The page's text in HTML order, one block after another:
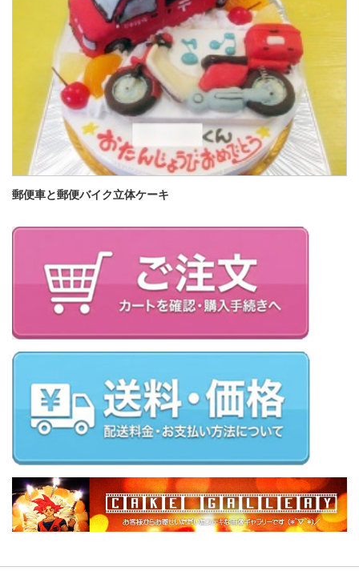
郵便車と郵便バイク立体ケーキ